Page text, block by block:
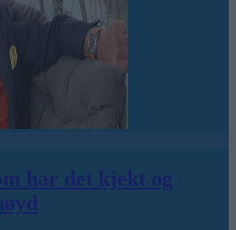
har det kjekt og